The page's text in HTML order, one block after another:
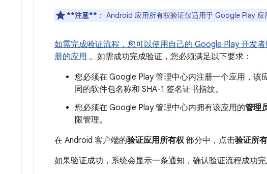
**注意** ： Android 应用所有权验证仅适用于 Google Play 应
如需完成验证流程，您可以使用自己的 Google Play 开发
册的应用 。 如需成功完成验证，您必须满足以下要求：
您必须在 Google Play 管理中心内注册一个应用，
同的软件包名称和 SHA-1 签名证书指纹。
您必须在 Google Play 管理中心内拥有该应用的管理
限管理。
在 Android 客户端的验证应用所有权部分中，点击验证所
如果验证成功，系统会显示一条通知，确认验证流程成功